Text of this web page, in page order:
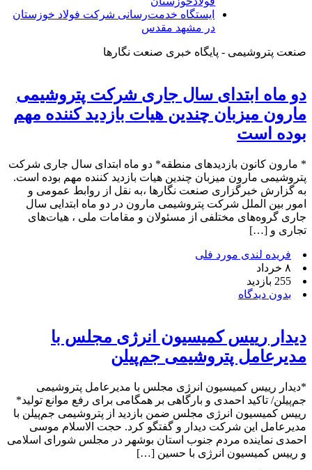
ایستگاه خدمت‌رسانی شرکت فولاد خوزستان
در مشهد مقدس
صنعت پتروشیمی - پایگاه خبری صنعت نگارها
دو ماه ابتدای سال جاری شرکت پتروشیمی
مارون میزبان چندین هیات بازدید کننده مهم
بوده است
* مارون کانون بازدید‌های منطقه* دو ماه ابتدای سال جاری شرکت
پتروشیمی مارون میزبان چندین هیات بازدید کننده مهم بوده است.
به گزارش خبرگزاری صنعت نگارها ،به نقل از روابط عمومی و
امور بین الملل شرکت پتروشیمی مارون در دو ماه ابتدایی سال
جاری گروه‌های مختلفی از مسئولان و مقامات ملی ، هیات‌های
تجاری و […]
فریده لندی مورد فلی
۸ خرداد
255 بازدید
بدون دیدگاه
دیدار رییس کمیسیون انرژی مجلس با
مدیرعامل پتروشیمی جم‌پیلن
*دیدار رییس کمیسیون انرژی مجلس با مدیرعامل پتروشیمی
جم‌پیلن/ تاکید احمدی و بارگاهی بر همگامی برای رفع موانع تولید*
رییس کمیسیون انرژی مجلس ضمن بازدید از پتروشیمی جم‌پیلن با
مدیرعامل این شرکت دیدار و گفتگو کرد. حجت الاسلام موسی
احمدی نماینده مردم جنوب استان بوشهر در مجلس شورای اسلامی
و رییس کمیسیون انرژی با حسین […]